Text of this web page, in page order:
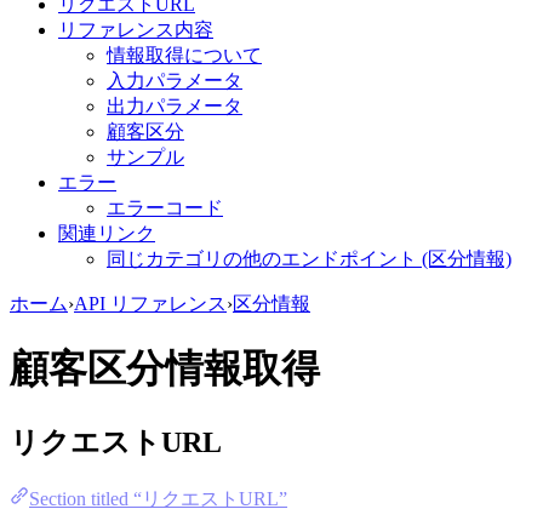
リファレンス内容
情報取得について
入力パラメータ
出力パラメータ
顧客区分
サンプル
エラー
エラーコード
関連リンク
同じカテゴリの他のエンドポイント (区分情報)
ホーム›API リファレンス›区分情報
顧客区分情報取得
リクエストURL
Section titled “リクエストURL”